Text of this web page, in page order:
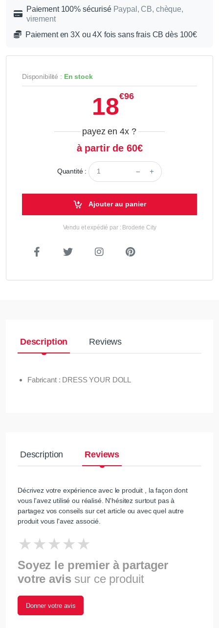
Paiement 100% sécurisé Paypal, CB, chèque,
virement
Paiement en 3X ou 4X fois sans frais CB dès 100€
Disponibilité : En stock
18€96
payez en 4x ?
à partir de 60€
Quantité :
Ajouter au panier
Vendu et expédié par : Broderie City
Description Reviews
Fabricant : DRESS YOUR DOLL
Description Reviews
Décrivez votre expérience avec le produit , la façon dont
vous l'avez utilisé ou réalisé. N'hésitez surtout pas à
partagez vos conseils sur cet article ou avec quel autre
produit vous l'avez associé.
Soyez le premier à partager
votre avis sur ce produit
Donner votre avis